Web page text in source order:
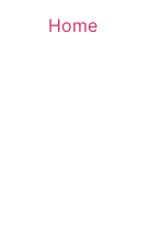
Home